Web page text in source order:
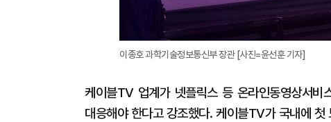
이종호 과학기술정보통신부 장관 [사진=윤선훈 기자]
케이블TV 업계가 넷플릭스 등 온라인동영상서
대응해야 한다고 강조했다. 케이블TV가 국내에